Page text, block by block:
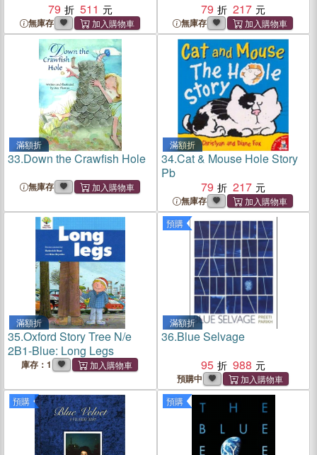
79
511
無庫存
79
217
無庫存
滿額折
33.Down the Crawfish Hole
無庫存
滿額折
34.Cat & Mouse Hole Story
Pb
79
217
無庫存
滿額折
35.Oxford Story Tree N/e
2B1-Blue: Long Legs
庫存：1
預購
滿額折
36.Blue Selvage
95
988
預購中
預購 預購